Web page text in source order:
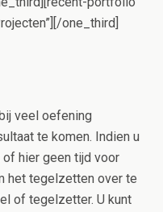
one_third]
veel oefening
te komen. Indien u
hier geen tijd voor
het tegelzetten over te
of tegelzetter. U kunt